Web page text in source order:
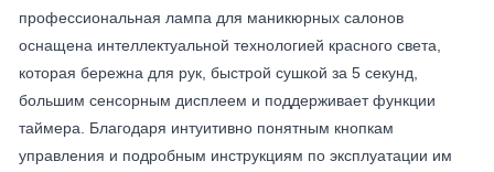
профессиональная лампа для маникюрных салонов
оснащена интеллектуальной технологией красного света,
которая бережна для рук, быстрой сушкой за 5 секунд,
большим сенсорным дисплеем и поддерживает функции
таймера. Благодаря интуитивно понятным кнопкам
управления и подробным инструкциям по эксплуатации им